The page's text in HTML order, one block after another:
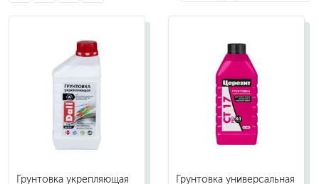
Грунтовка укрепляющая
Грунтовка универсальная